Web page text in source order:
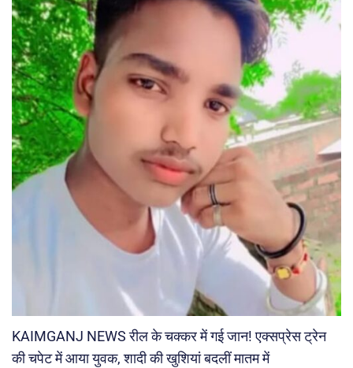
KAIMGANJ NEWS रील के चक्कर में गई जान! एक्सप्रेस ट्रेन
की चपेट में आया युवक, शादी की खुशियां बदलीं मातम में